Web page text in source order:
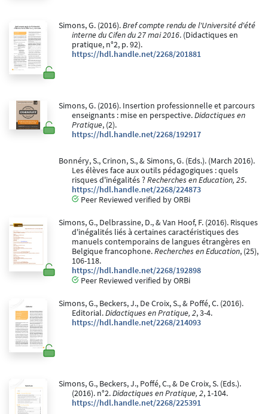
Simons, G. (2016).Bref compte rendu de l'Université d'été
interne du Cifen du 27 mai 2016. (Didactiques en
pratique, n°2, p. 92).
https://hdl.handle.net/2268/201881
Simons, G. (2016). Insertion professionnelle et parcours
enseignants : mise en perspective.Didactiques en
Pratique, (2).
https://hdl.handle.net/2268/192917
Bonnéry, S., Crinon, S., & Simons, G. (Eds.). (March 2016).
Les élèves face aux outils pédagogiques : quels
risques d'inégalités ?Recherches en Education, 25.
https://hdl.handle.net/2268/224873
Peer Reviewed verified by ORBi
Simons, G., Delbrassine, D., & Van Hoof, F. (2016). Risques
d'inégalités liés à certaines caractéristiques des
manuels contemporains de langues étrangères en
Belgique francophone.Recherches en Education, (25),
106-118.
https://hdl.handle.net/2268/192898
Peer Reviewed verified by ORBi
Simons, G., Beckers, J., De Croix, S., & Poffé, C. (2016).
Editorial.Didactiques en Pratique, 2, 3-4.
https://hdl.handle.net/2268/214093
Simons, G., Beckers, J., Poffé, C., & De Croix, S. (Eds.).
(2016). n°2.Didactiques en Pratique, 2, 1-104.
https://hdl.handle.net/2268/225391